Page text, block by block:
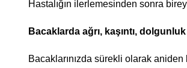
Hastalığın ilerlemesinden sonra
Bacaklarda ağrı, kaşıntı,
Bacaklarınızda sürekli olarak